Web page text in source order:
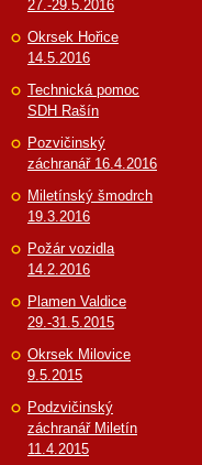
27.-29.5.2016
Okrsek Hořice
14.5.2016
Technická pomoc
SDH Rašín
Pozvičinský
záchranář 16.4.2016
Miletínský šmodrch
19.3.2016
Požár vozidla
14.2.2016
Plamen Valdice
29.-31.5.2015
Okrsek Milovice
9.5.2015
Podzvičinský
záchranář Miletín
11.4.2015